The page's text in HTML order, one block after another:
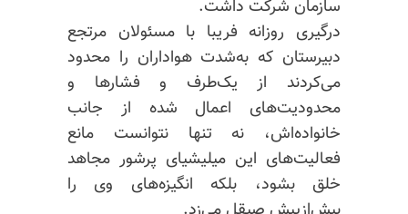
سازمان شرکت داشت.
درگیری روزانه فریبا با مسئولان مرتجع
دبیرستان که به‌شدت هواداران را محدود
می‌کردند از یک‌طرف و فشارها و
محدودیت‌های اعمال شده از جانب
خانواده‌اش، نه تنها نتوانست مانع
فعالیت‌های این میلیشیای پرشور مجاهد
خلق بشود، بلکه انگیزه‌های وی را